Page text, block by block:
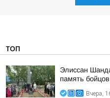
ТОП
Элиссан
память
Вчера,